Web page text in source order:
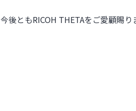
今後ともRICOH THETAをご愛顧賜